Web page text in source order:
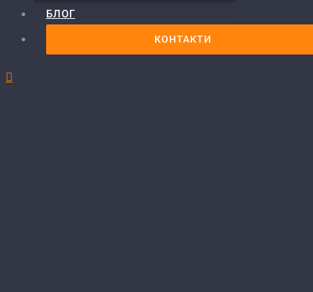
БЛОГ
КОНТАКТИ